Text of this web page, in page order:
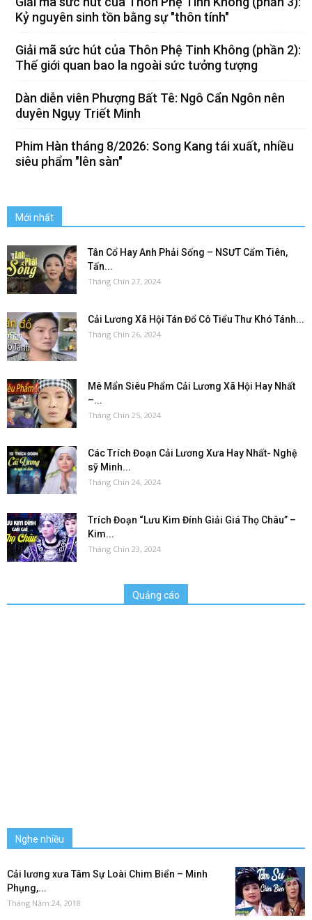
Kỷ nguyên sinh tồn bằng sự "thôn tính"
Giải mã sức hút của Thôn Phệ Tinh Không (phần 2):
Thế giới quan bao la ngoài sức tưởng tượng
Dàn diễn viên Phượng Bất Tê: Ngô Cẩn Ngôn nên
duyên Ngụy Triết Minh
Phim Hàn tháng 8/2026: Song Kang tái xuất, nhiều
siêu phẩm "lên sàn"
Mới nhất
Tân Cổ Hay Anh Phải Sống – NSƯT Cẩm Tiên,
Tấn...
Tháng Chín 27, 2024
Cải Lương Xã Hội Tán Đổ Cô Tiểu Thư Khó Tánh...
Tháng Chín 26, 2024
Mê Mẩn Siêu Phẩm Cải Lương Xã Hội Hay Nhất
–...
Tháng Chín 25, 2024
Các Trích Đoạn Cải Lương Xưa Hay Nhất- Nghệ
sỹ Minh...
Tháng Chín 24, 2024
Trích Đoạn “Lưu Kim Đính Giải Giá Thọ Châu” –
Kim...
Tháng Chín 23, 2024
Quảng cáo
Nghe nhiều
Cải lương xưa Tâm Sự Loài Chim Biển – Minh
Phụng,...
Tháng Năm 24, 2018